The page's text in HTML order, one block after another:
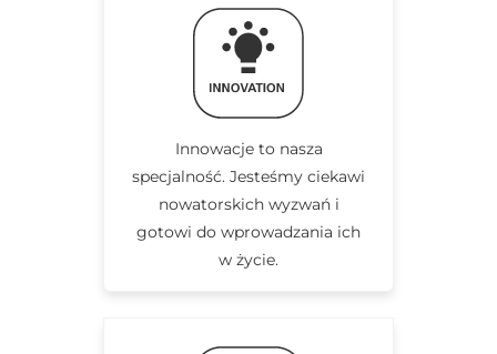
Innowacje to nasza
specjalność. Jesteśmy ciekawi
nowatorskich wyzwań i
gotowi do wprowadzania ich
w życie.